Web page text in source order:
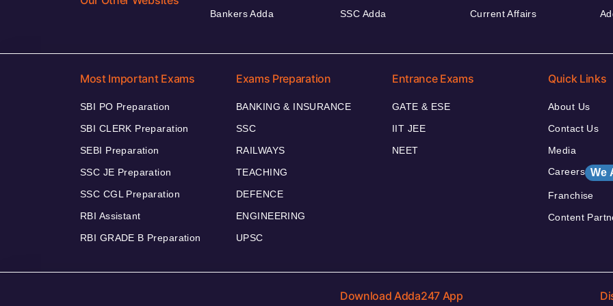
Bankers Adda
SSC Adda
Current Affairs
Most Important Exams
SBI PO Preparation
SBI CLERK Preparation
SEBI Preparation
SSC JE Preparation
SSC CGL Preparation
RBI Assistant
RBI GRADE B Preparation
Exams Preparation
BANKING & INSURANCE
SSC
RAILWAYS
TEACHING
DEFENCE
ENGINEERING
UPSC
Entrance Exams
GATE & ESE
IIT JEE
NEET
Quick Links
About Us
Contact Us
Media
Careers We
Franchise
Content
Download Adda247 App